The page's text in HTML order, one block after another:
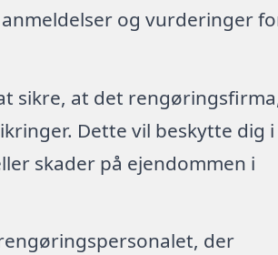
og vurderinger
sikre, at det
Dette vil beskytte dig i
skader på ejendommen i
der